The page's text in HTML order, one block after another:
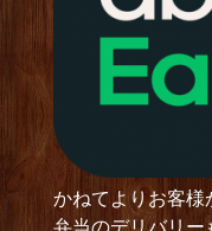
かねてよりお客様
弁当のデリバリー